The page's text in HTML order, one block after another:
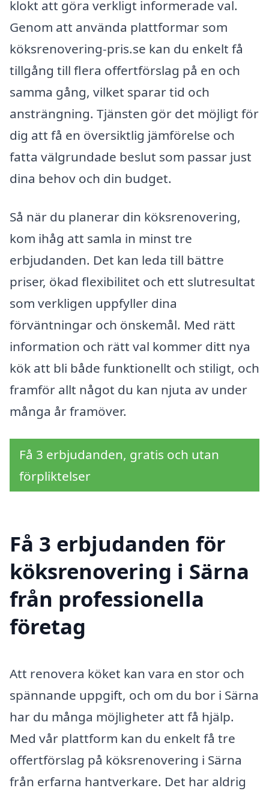
klokt att göra verkligt informerade val.
Genom att använda plattformar som
köksrenovering-pris.se kan du enkelt få
tillgång till flera offertförslag på en och
samma gång, vilket sparar tid och
ansträngning. Tjänsten gör det möjligt för
dig att få en översiktlig jämförelse och
fatta välgrundade beslut som passar just
dina behov och din budget.
Så när du planerar din köksrenovering,
kom ihåg att samla in minst tre
erbjudanden. Det kan leda till bättre
priser, ökad flexibilitet och ett slutresultat
som verkligen uppfyller dina
förväntningar och önskemål. Med rätt
information och rätt val kommer ditt nya
kök att bli både funktionellt och stiligt, och
framför allt något du kan njuta av under
många år framöver.
Få 3 erbjudanden, gratis och utan
förpliktelser
Få 3 erbjudanden för
köksrenovering i Särna
från professionella
företag
Att renovera köket kan vara en stor och
spännande uppgift, och om du bor i Särna
har du många möjligheter att få hjälp.
Med vår plattform kan du enkelt få tre
offertförslag på köksrenovering i Särna
från erfarna hantverkare. Det har aldrig